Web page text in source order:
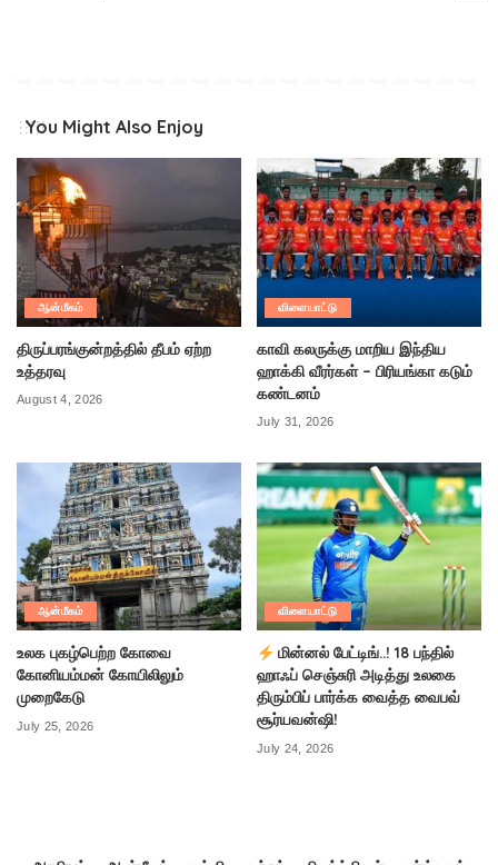
You Might Also Enjoy
ஆன்மீகம்
திருப்பரங்குன்றத்தில் தீபம் ஏற்ற
உத்தரவு
August 4, 2026
விளையாட்டு
காவி கலருக்கு மாறிய இந்திய
ஹாக்கி வீரர்கள் – பிரியங்கா கடும்
கண்டனம்
July 31, 2026
ஆன்மீகம்
உலக புகழ்பெற்ற கோவை
கோனியம்மன் கோயிலிலும்
முறைகேடு
July 25, 2026
விளையாட்டு
மின்னல் பேட்டிங்..! 18 பந்தில்
ஹாஃப் செஞ்சுரி அடித்து உலகை
திரும்பிப் பார்க்க வைத்த வைபவ்
சூர்யவன்ஷி!
July 24, 2026